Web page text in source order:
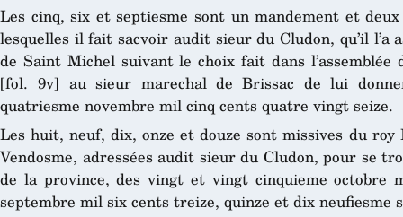
Les cinq, six et septiesme sont un mandement et
lesquelles il fait sacvoir audit sieur du Cludon, qu’il l’a
de Saint Michel suivant le choix fait dans l’assemblée
[fol. 9v] au sieur marechal de Brissac de lui
quatriesme novembre mil cinq cents quatre vingt seize.
Les huit, neuf, dix, onze et douze sont missives du
Vendosme, adressées audit sieur du Cludon, pour se
de la province, des vingt et vingt cinquieme octobre
septembre mil six cents treize, quinze et dix neufiesme